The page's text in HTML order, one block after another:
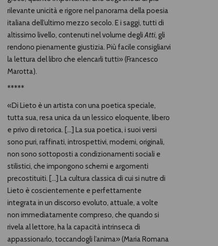
rilevante unicità e rigore nel panorama della poesia
italiana dell’ultimo mezzo secolo. E i saggi, tutti di
altissimo livello, contenuti nel volume degliAtti, gli
rendono pienamente giustizia. Più facile consigliarvi
la lettura del libro che elencarli tutti» (Francesco
Marotta).
*****
«Di Lieto è un artista con una poetica speciale,
tutta sua, resa unica da un lessico eloquente, libero
e privo di retorica. […] La sua poetica, i suoi versi
sono puri, raffinati, introspettivi, moderni, originali,
non sono sottoposti a condizionamenti sociali e
stilistici, che impongono schemi e argomenti
precostituiti. […] La cultura classica di cui si nutre di
Lieto è coscientemente e perfettamente
integrata in un discorso evoluto, attuale, a volte
non immediatamente compreso, che quando si
rivela al lettore, ha la capacità intrinseca di
appassionarlo, toccandogli l’anima» (Maria Romana